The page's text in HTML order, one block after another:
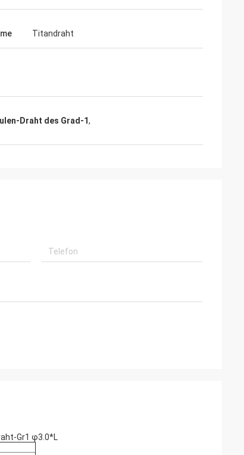
Titandraht
Draht des Grad-1,
Gr1 φ3.0*L